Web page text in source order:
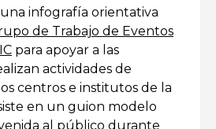
infografía orientativa
de Trabajo de Eventos
para apoyar a las
actividades de
centros e institutos de la
en un guion modelo
al público durante